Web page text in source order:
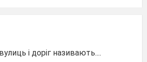
і доріг називають....